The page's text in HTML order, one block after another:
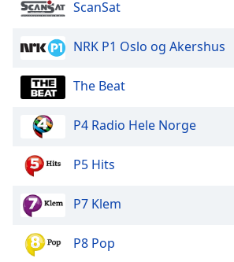
window.
window.
Text
ScanSat
NRK P1 Oslo og Akershus
The Beat
P4 Radio Hele Norge
P5 Hits
P7 Klem
P8 Pop